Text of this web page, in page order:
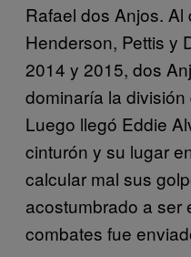
Rafael dos Anjos.
Henderson, Pettis y
2014 y 2015, dos
dominaría la
Luego llegó Eddie
cinturón y su lugar
calcular mal sus
acostumbrado a ser
combates fue